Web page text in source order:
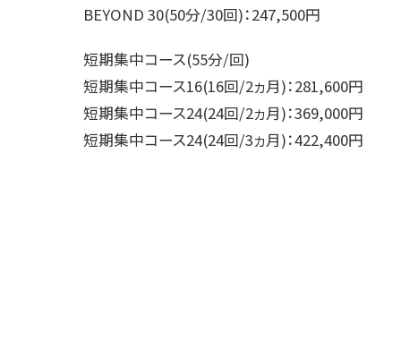
BEYOND 30(50分/30回)：247,500円
短期集中コース(55分/回)
短期集中コース16(16回/2ヵ月)：281,600円
短期集中コース24(24回/2ヵ月)：369,000円
短期集中コース24(24回/3ヵ月)：422,400円